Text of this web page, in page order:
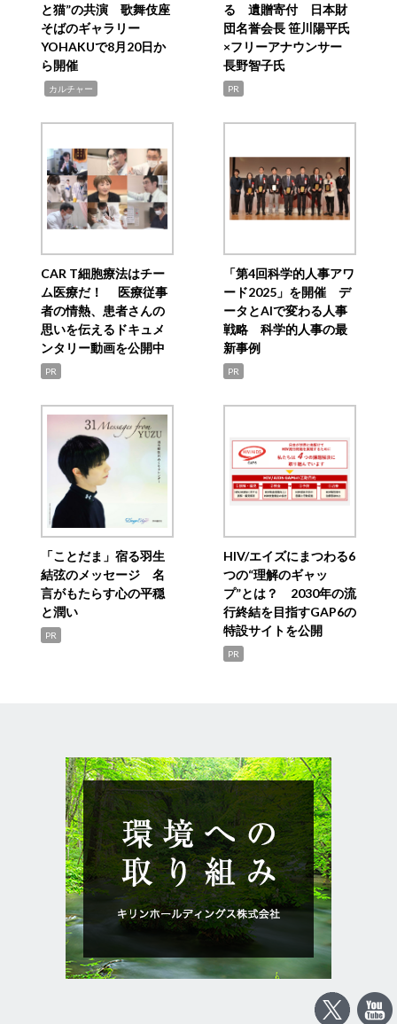
と猫”の共演 歌舞伎座
そばのギャラリー
YOHAKUで8月20日か
ら開催
カルチャー
る 遺贈寄付 日本財
団名誉会長 笹川陽平氏
×フリーアナウンサー
長野智子氏
PR
CAR T細胞療法はチー
ム医療だ！ 医療従事
者の情熱、患者さんの
思いを伝えるドキュメ
ンタリー動画を公開中
PR
「第4回科学的人事アワ
ード2025」を開催 デ
ータとAIで変わる人事
戦略 科学的人事の最
新事例
PR
「ことだま」宿る羽生
結弦のメッセージ 名
言がもたらす心の平穏
と潤い
PR
HIV/エイズにまつわる6
つの“理解のギャッ
プ”とは？ 2030年の流
行終結を目指すGAP6の
特設サイトを公開
PR